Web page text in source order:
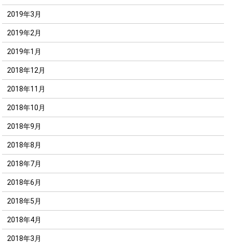
2019年3月
2019年2月
2019年1月
2018年12月
2018年11月
2018年10月
2018年9月
2018年8月
2018年7月
2018年6月
2018年5月
2018年4月
2018年3月